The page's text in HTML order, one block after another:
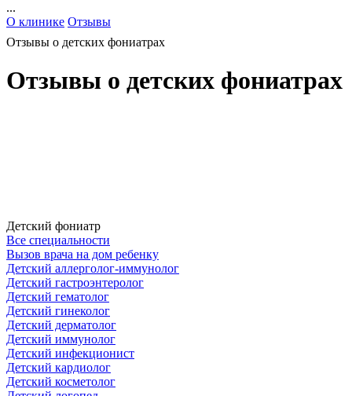
...
О клинике Отзывы
Отзывы о детских фониатрах
Отзывы о детских фониатрах
Детский фониатр
Все специальности
Вызов врача на дом ребенку
Детский аллерголог-иммунолог
Детский гастроэнтеролог
Детский гематолог
Детский гинеколог
Детский дерматолог
Детский иммунолог
Детский инфекционист
Детский кардиолог
Детский косметолог